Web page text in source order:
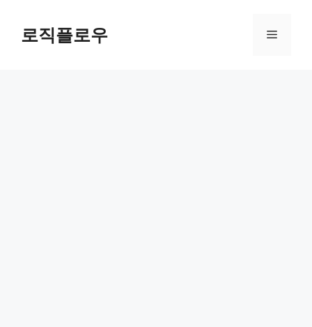
content로직플로우 Menu